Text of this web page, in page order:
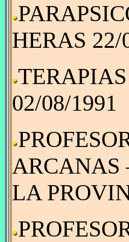
HERAS 22/
02/08/1991
ARCANAS
LA